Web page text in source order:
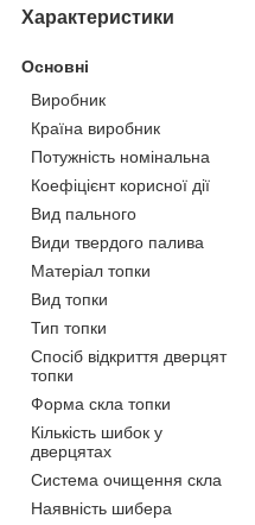
Характеристики
Основні
Виробник
Країна виробник
Потужність номінальна
Коефіцієнт корисної дії
Вид пального
Види твердого палива
Матеріал топки
Вид топки
Тип топки
Спосіб відкриття дверцят
топки
Форма скла топки
Кількість шибок у
дверцятах
Система очищення скла
Наявність шибера